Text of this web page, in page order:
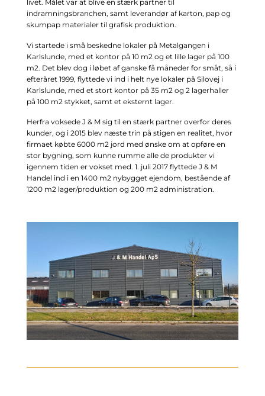
livet. Målet var at blive en stærk partner til
indramningsbranchen, samt leverandør af karton, pap og
skumpap materialer til grafisk produktion.
Vi startede i små beskedne lokaler på Metalgangen i
Karlslunde, med et kontor på 10 m2 og et lille lager på 100
m2. Det blev dog i løbet af ganske få måneder for småt, så i
efteråret 1999, flyttede vi ind i helt nye lokaler på Silovej i
Karlslunde, med et stort kontor på 35 m2 og 2 lagerhaller
på 100 m2 stykket, samt et eksternt lager.
Herfra voksede J & M sig til en stærk partner overfor deres
kunder, og i 2015 blev næste trin på stigen en realitet, hvor
firmaet købte 6000 m2 jord med ønske om at opføre en
stor bygning, som kunne rumme alle de produkter vi
igennem tiden er vokset med. 1. juli 2017 flyttede J & M
Handel ind i en 1400 m2 nybygget ejendom, bestående af
1200 m2 lager/produktion og 200 m2 administration.